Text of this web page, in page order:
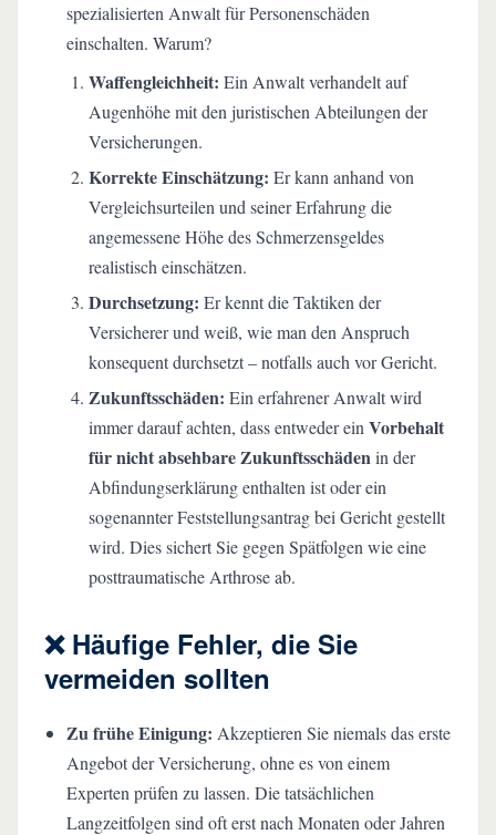
spezialisierten Anwalt für Personenschäden
einschalten. Warum?
Waffengleichheit: Ein Anwalt verhandelt auf
Augenhöhe mit den juristischen Abteilungen der
Versicherungen.
Korrekte Einschätzung: Er kann anhand von
Vergleichsurteilen und seiner Erfahrung die
angemessene Höhe des Schmerzensgeldes
realistisch einschätzen.
Durchsetzung: Er kennt die Taktiken der
Versicherer und weiß, wie man den Anspruch
konsequent durchsetzt – notfalls auch vor Gericht.
Zukunftsschäden: Ein erfahrener Anwalt wird
immer darauf achten, dass entweder ein Vorbehalt
für nicht absehbare Zukunftsschädenin der
Abfindungserklärung enthalten ist oder ein
sogenannter Feststellungsantrag bei Gericht gestellt
wird. Dies sichert Sie gegen Spätfolgen wie eine
posttraumatische Arthrose ab.
❌ Häufige Fehler, die Sie
vermeiden sollten
Zu frühe Einigung: Akzeptieren Sie niemals das erste
Angebot der Versicherung, ohne es von einem
Experten prüfen zu lassen. Die tatsächlichen
Langzeitfolgen sind oft erst nach Monaten oder Jahren